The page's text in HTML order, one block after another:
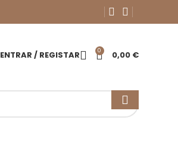
ENTRAR / REGISTAR 0 0,00 €